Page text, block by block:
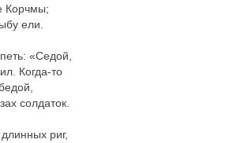
Корчмы;
ели.
«Седой,
Когда-то
солдаток.
риг,